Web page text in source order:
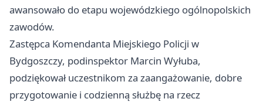
awansowało do etapu wojewódzkiego ogólnopolskich
zawodów.
Zastępca Komendanta Miejskiego Policji w
Bydgoszczy, podinspektor Marcin Wyłuba,
podziękował uczestnikom za zaangażowanie, dobre
przygotowanie i codzienną służbę na rzecz